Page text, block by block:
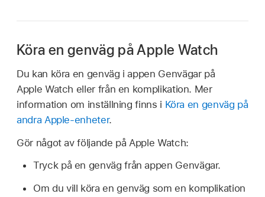
Köra en genväg på Apple Watch
Du kan köra en genväg i appen Genvägar på
Apple Watch eller från en komplikation. Mer
information om inställning finns i Köra en genväg på
andra Apple-enheter.
Gör något av följande på Apple Watch:
Tryck på en genväg från appen Genvägar.
Om du vill köra en genväg som en komplikation